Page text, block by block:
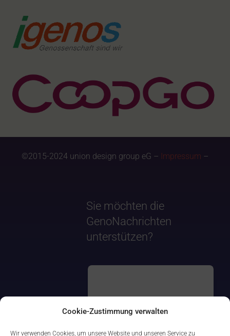
Cookie-Zustimmung verwalten
Wir verwenden Cookies, um unsere Website und unseren Service zu
©2015-2024 union design group eG – Impressum –
Sie möchten die
GenoNachrichten
unterstützen?